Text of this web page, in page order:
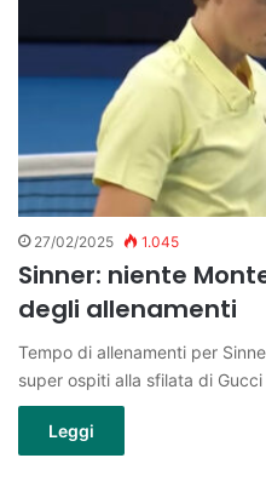
27/02/2025 1.045
Sinner: niente
degli allenamenti
Tempo di allenamenti per
super ospiti alla sfilata di
Leggi